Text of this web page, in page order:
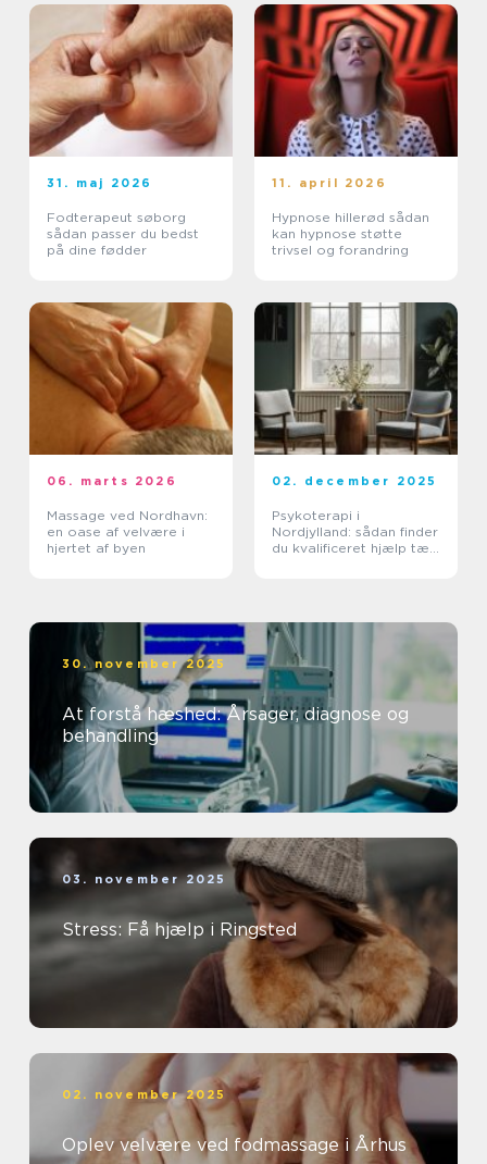
31. maj 2026
Fodterapeut søborg
sådan passer du bedst
på dine fødder
11. april 2026
Hypnose hillerød sådan
kan hypnose støtte
trivsel og forandring
06. marts 2026
Massage ved Nordhavn:
en oase af velvære i
hjertet af byen
02. december 2025
Psykoterapi i
Nordjylland: sådan finder
du kvalificeret hjælp tæt
30. november 2025
At forstå hæshed: Årsager, diagnose og
behandling
03. november 2025
Stress: Få hjælp i Ringsted
02. november 2025
Oplev velvære ved fodmassage i Århus